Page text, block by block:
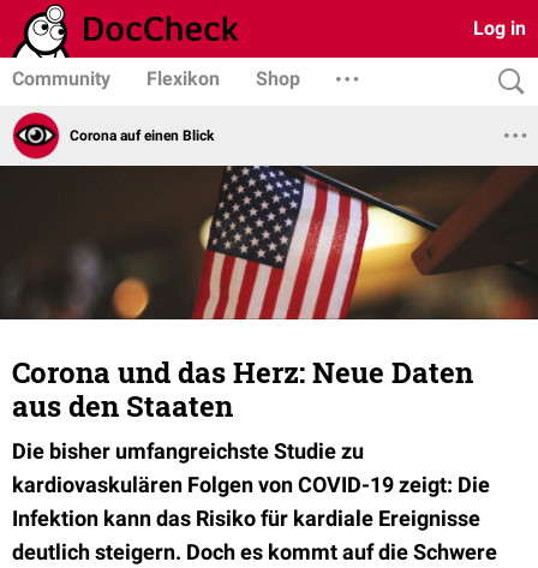
Log in
Community Flexikon Shop
Corona auf einen Blick
Corona und das Herz: Neue Daten
aus den Staaten
Die bisher umfangreichste Studie zu
kardiovaskulären Folgen von COVID-19 zeigt: Die
Infektion kann das Risiko für kardiale Ereignisse
deutlich steigern. Doch es kommt auf die Schwere